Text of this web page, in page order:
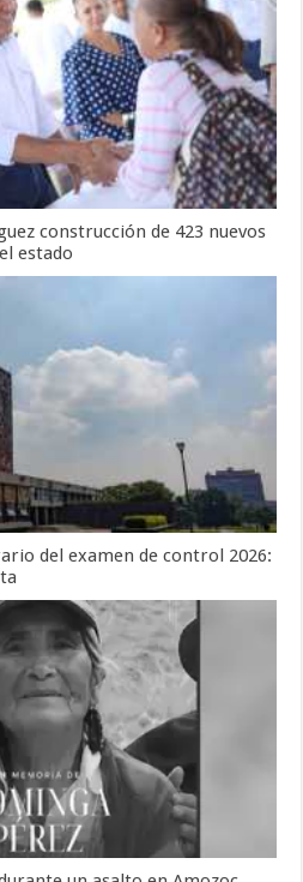
construcción de 423 nuevos
estado
del examen de control 2026: